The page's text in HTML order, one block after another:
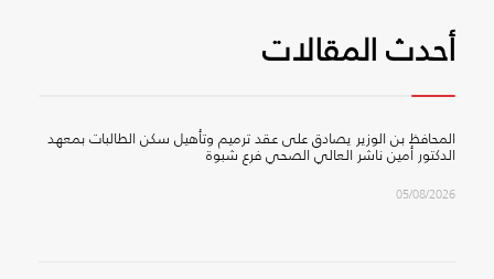
أحدث المقالات
المحافظ بن الوزير يصادق على عقد ترميم وتأهيل سكن الطالبات بمعهد
الدكتور أمين ناشر العالي الصحي فرع شبوة
05/08/2026